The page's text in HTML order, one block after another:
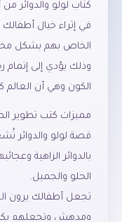
كتاب لولو والدوائر
في إثراء خيال
الخاص بهم بشكل
وذلك يؤدي إلى
الكون وهي أن العالم
مميزات كتب تطوير
قصة لولو والدوائر
بالدوائر الزاهية
الحلو والجميل.
تجعل أطفالك يرون
ومدهش وتجعلهم